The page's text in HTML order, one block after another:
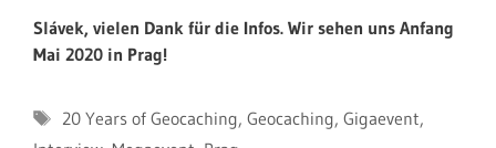
Slávek, vielen Dank für die Infos. Wir sehen uns Anfang
Mai 2020 in Prag!
Schlagwörter
20 Years of Geocaching, Geocaching, Gigaevent,